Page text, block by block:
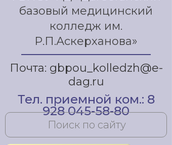
базовый медицинский
колледж им.
Р.П.Аскерханова»
Почта: gbpou_kolledzh@e-
dag.ru
Тел. приемной ком.: 8
928 045-58-80